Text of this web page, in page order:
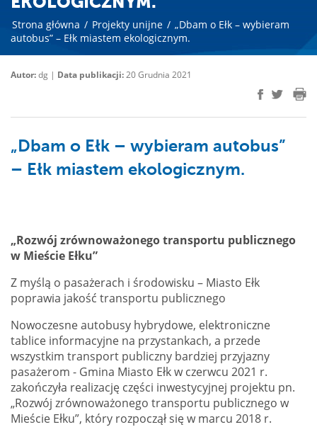
Strona główna / Projekty unijne / „Dbam o Ełk – wybieram
autobus” – Ełk miastem ekologicznym.
Autor:dg | Data publikacji:20 Grudnia 2021
„Dbam o Ełk – wybieram autobus”
– Ełk miastem ekologicznym.
„Rozwój zrównoważonego transportu publicznego
w Mieście Ełku”
Z myślą o pasażerach i środowisku – Miasto Ełk
poprawia jakość transportu publicznego
Nowoczesne autobusy hybrydowe, elektroniczne
tablice informacyjne na przystankach, a przede
wszystkim transport publiczny bardziej przyjazny
pasażerom - Gmina Miasto Ełk w czerwcu 2021 r.
zakończyła realizację części inwestycyjnej projektu pn.
„Rozwój zrównoważonego transportu publicznego w
Mieście Ełku”, który rozpoczął się w marcu 2018 r.